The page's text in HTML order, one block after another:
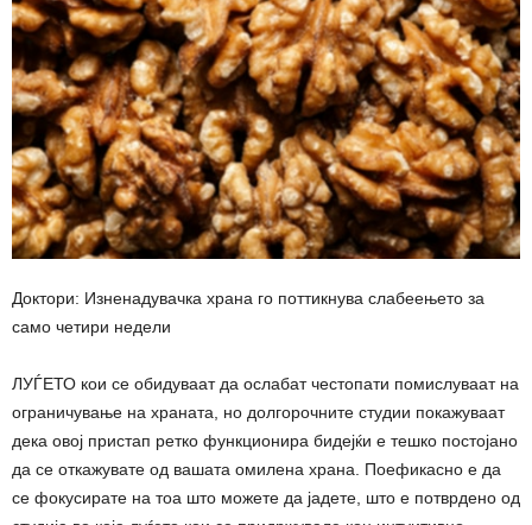
Доктори: Изненадувачка храна го поттикнува слабеењето за
само четири недели
ЛУЃЕТО кои се обидуваат да ослабат честопати помислуваат на
ограничување на храната, но долгорочните студии покажуваат
дека овој пристап ретко функционира бидејќи е тешко постојано
да се откажувате од вашата омилена храна. Поефикасно е да
се фокусирате на тоа што можете да јадете, што е потврдено од